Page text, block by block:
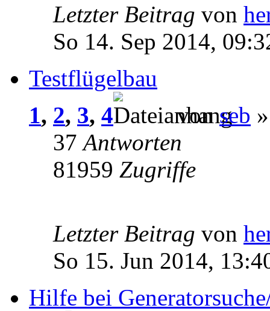
Letzter Beitrag von
So 14. Sep 2014,
Testflügelbau
1, 2, 3, 4 vonseb
37Antworten
81959 Zugriffe
Letzter Beitrag von
So 15. Jun 2014,
Hilfe bei